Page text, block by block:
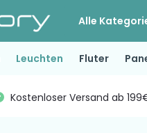
Alle
Leuchten Fluter
Kostenloser Versand ab